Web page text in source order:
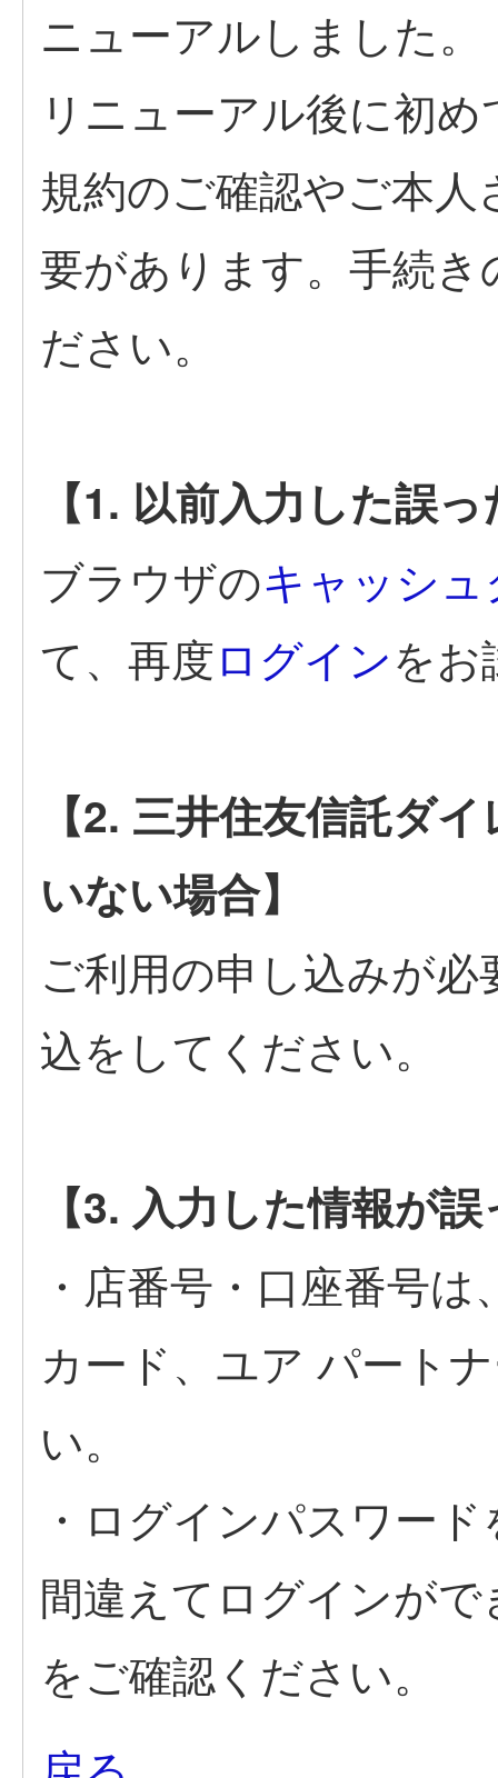
ニューアルしました。
リニューアル後に初
規約のご確認やご本
要があります。手続き
ださい。
【1. 以前入力した誤
ブラウザのキャッシ
て、再度ログインをお
【2. 三井住友信託ダ
いない場合】
ご利用の申し込みが必
込をしてください。
【3. 入力した情報が
・店番号・口座番号
カード、ユア パート
い。
・ログインパスワー
間違えてログインが
をご確認ください。